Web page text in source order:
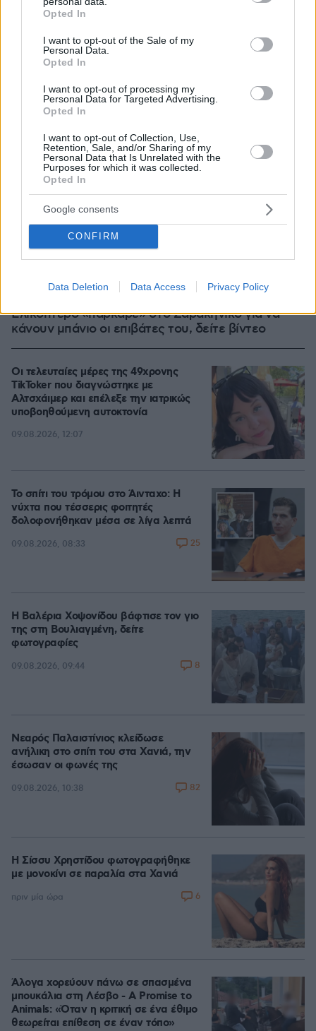
grant or deny consent to Google and its third-party tags to
use your data for below specified purposes in below Google
consent section.
Opted In
I want to opt-out of the Sale of my
Personal Data.
Opted In
I want to opt-out of processing my
Personal Data for Targeted Advertising.
Opted In
I want to opt-out of Collection, Use,
Retention, Sale, and/or Sharing of my
Personal Data that Is Unrelated with the
Purposes for which it was collected.
Opted In
Google consents
CONFIRM
Data Deletion Data Access Privacy Policy
Ελικόπτερο «πάρκαρε» στο Σαρακήνικο για να
κάνουν μπάνιο οι επιβάτες του, δείτε βίντεο
Οι τελευταίες μέρες της 49χρονης
TikToker που διαγνώστηκε με
Αλτσχάιμερ και επέλεξε την ιατρικώς
υποβοηθούμενη αυτοκτονία
09.08.2026, 12:07
Το σπίτι του τρόμου στο Άινταχο: Η
νύχτα που τέσσερις φοιτητές
δολοφονήθηκαν μέσα σε λίγα λεπτά
09.08.2026, 08:33 25
Η Βαλέρια Χοψονίδου βάφτισε τον γιο
της στη Βουλιαγμένη, δείτε
φωτογραφίες
09.08.2026, 09:44 8
Νεαρός Παλαιστίνιος κλείδωσε
ανήλικη στο σπίτι του στα Χανιά, την
έσωσαν οι φωνές της
09.08.2026, 10:38 82
Η Σίσσυ Χρηστίδου φωτογραφήθηκε
με μονοκίνι σε παραλία στα Χανιά
πριν μία ώρα 6
Άλογα χορεύουν πάνω σε σπασμένα
μπουκάλια στη Λέσβο - A Promise to
Animals: «Όταν η κριτική σε ένα έθιμο
θεωρείται επίθεση σε έναν τόπο»